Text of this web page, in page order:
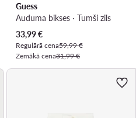
Guess
Auduma bikses · Tumši zils
Pašreizējā cena
33,99€
Regulārā cena59,99 €
Zemākā cena31,99 €